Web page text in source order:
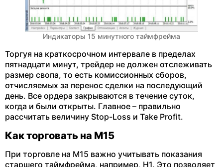
Индикаторы 15 минутного таймфрейма
Торгуя на краткосрочном интервале в пределах
пятнадцати минут, трейдер не должен отслеживать
размер свопа, то есть комиссионных сборов,
отчисляемых за перенос сделки на последующий
день. Все ордера закрываются в течение суток,
когда и были открыты. Главное – правильно
рассчитать величину Stop-Loss и Take Profit.
Как торговать на М15
При торговле на M15 важно учитывать показания
старшего таймфрейма, например, H1. Это позволяет